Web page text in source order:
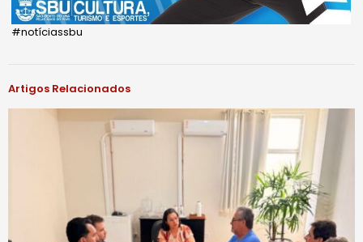
#notíciassbu
Artigos Relacionados